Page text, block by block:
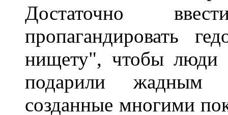
Достаточно
пропагандировать
нищету", чтобы люди
подарили жадным
созданные многими